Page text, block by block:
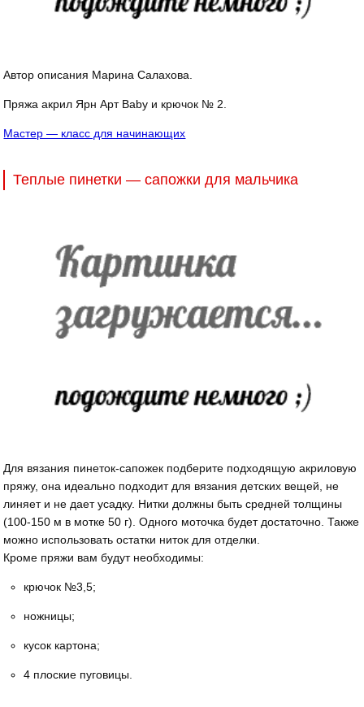
Автор описания Марина Салахова.
Пряжа акрил Ярн Арт Baby и крючок № 2.
Мастер — класс для начинающих
Теплые пинетки — сапожки для мальчика
Для вязания пинеток-сапожек подберите подходящую акриловую
пряжу, она идеально подходит для вязания детских вещей, не
линяет и не дает усадку. Нитки должны быть средней толщины
(100-150 м в мотке 50 г). Одного моточка будет достаточно. Также
можно использовать остатки ниток для отделки.
Кроме пряжи вам будут необходимы:
крючок №3,5;
ножницы;
кусок картона;
4 плоские пуговицы.